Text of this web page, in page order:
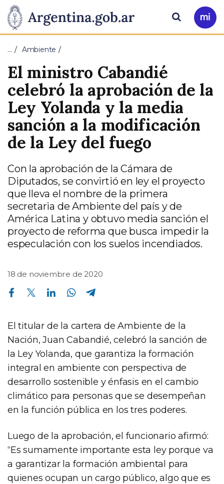
Presidencia
de
la
Nación
Pasar al contenido principal
Ir
a
Buscar
… Ambiente
El ministro Cabandié
celebró la aprobación de la
Ley Yolanda y la media
sanción a la modificación
de la Ley del fuego
Con la aprobación de la Cámara de
Diputados, se convirtió en ley el proyecto
que lleva el nombre de la primera
secretaria de Ambiente del país y de
América Latina y obtuvo media sanción el
proyecto de reforma que busca impedir la
especulación con los suelos incendiados.
18 de noviembre de 2020
Compartir en Facebook Compartir en Twitter Compartir en Linkedin Compartir en Whatsapp
El titular de la cartera de Ambiente de la
Nación, Juan Cabandié, celebró la sanción de
la Ley Yolanda, que garantiza la formación
integral en ambiente con perspectiva de
desarrollo sostenible y énfasis en el cambio
climático para personas que se desempeñan
en la función pública en los tres poderes.
Luego de la aprobación, el funcionario afirmó:
“Es sumamente importante esta ley porque va
a garantizar la formación ambiental para
quienes ocupan un cargo público, algo que es